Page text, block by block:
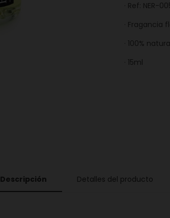
· Ref: NER-
· Fragancia
· 100%
· 15ml
Descripción Detalles del producto